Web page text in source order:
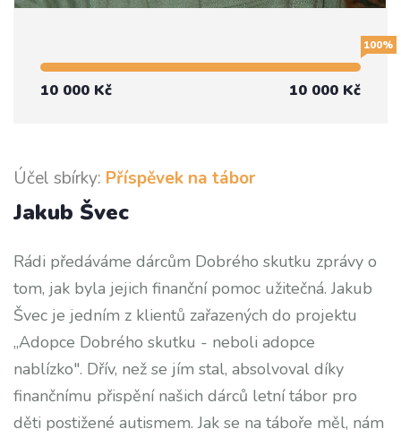
100%
10 000 Kč 10 000 Kč
Účel sbírky: Příspěvek na tábor
Jakub Švec
Rádi předáváme dárcům Dobrého skutku zprávy o
tom, jak byla jejich finanční pomoc užitečná. Jakub
Švec je jedním z klientů zařazených do projektu
„Adopce Dobrého skutku - neboli adopce
nablízko". Dřív, než se jím stal, absolvoval díky
finančnímu přispění našich dárců letní tábor pro
děti postižené autismem. Jak se na táboře měl, nám